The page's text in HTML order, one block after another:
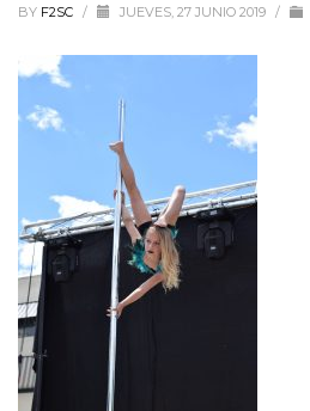
BY F2SC / JUEVES, 27 JUNIO 2019 /